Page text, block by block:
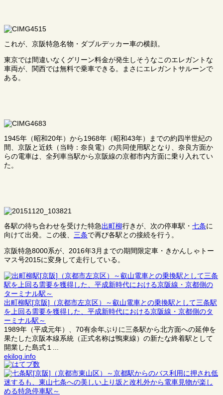
これが、京阪特急名物・ダブルデッカー車の横顔。
東京では間違いなくグリーン料金が発生しそうなこのエレガントな
車両が、関西では無料で乗車できる。まさにエレガントサルーンで
ある。
1945年（昭和20年）から1968年（昭和43年）までの約四半世紀の
間、京阪と近鉄（当時：奈良電）の共同使用駅となり、奈良方面か
らの電車は、全列車当駅から京阪線の京都市内方面に乗り入れてい
た。
各駅の待ち合わせを受けた特急出町柳行きが、次の停車駅・ 七条に
向けて出発。この後、 三条で再び各駅との接続を行う。
京阪特急8000系が、2016年3月までの期間限定車・きかんしゃトー
マス号2015に変身して走行している。
出町柳駅[京阪]（京都市左京区）～叡山電車との乗換駅として三条駅
を上回る需要を獲得した、平成新時代における京阪線・京都側のタ
ーミナル駅～
1989年（平成元年）、70有余年ぶりに三条駅から北方面への延伸を
果たした京阪本線系統（正式名称は鴨東線）の新たな終着駅として
開業した島式１...
ekilog.info